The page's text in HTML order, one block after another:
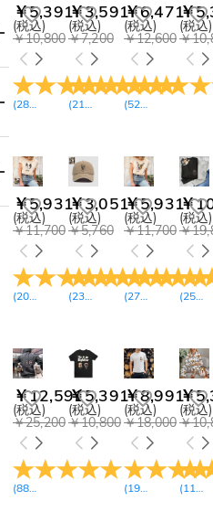
￥5,391
(税込)
￥10,800
(28レビュー)
￥3,591
(税込)
￥7,200
(21レビュー)
￥6,471
(税込)
￥12,600
(52レビュー
￥
(税込)
￥
￥5,931
(税込)
￥11,700
(20レビュー)
￥3,051
(税込)
￥5,760
(23レビュー)
￥5,931
(税込)
￥11,700
(27レビュー)
￥
(税込)
￥
(25レ
￥12,591
(税込)
￥25,200
(88レビュー
￥5,391
(税込)
￥10,800
￥8,991
(税込)
￥18,000
(19レビュー)
￥
(税込)
￥
(11レ